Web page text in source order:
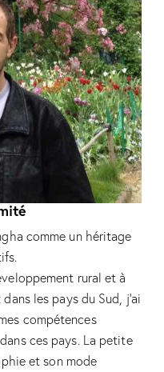
comme un héritage
rural et à
les pays du Sud, j’ai
compétences
ces pays. La petite
et son mode